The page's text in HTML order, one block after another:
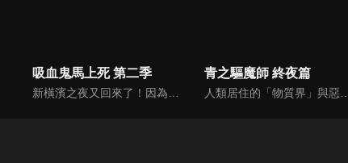
吸血鬼馬上死 第二季 青之驅魔師 終夜篇
人類居住的「物質界」與惡魔居住的「虛無界」。這兩個次元原本應該連相互干涉都無法做到，然而惡魔卻附身於各種物質中，藉此干涉物質界。但在人類之中，有一群驅除這些惡魔，名為「驅魔師」的存在――。奧村燐、雪男出生的秘密「青色之夜」真相的「終夜篇」。故事終於要揭開「青之驅魔師」的核心――。